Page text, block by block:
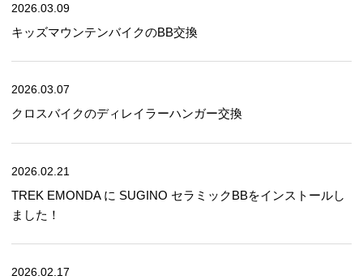
2026.03.09
キッズマウンテンバイクのBB交換
2026.03.07
クロスバイクのディレイラーハンガー交換
2026.02.21
TREK EMONDA に SUGINO セラミックBBをインストールし
ました！
2026.02.17